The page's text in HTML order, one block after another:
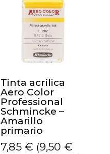
Tinta acrílica
Aero Color
Professional
Schmincke –
Amarillo
primario
7,85€ (9,50€